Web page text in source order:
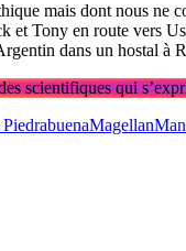
mais dont nous ne
et Tony en route vers
dans un hostal à
scientifiques qui
Magellan